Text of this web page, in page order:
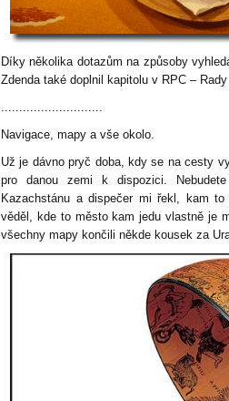
Díky několika dotazům na způsoby
Zdenda také doplnil kapitolu v RPC –
............................
Navigace, mapy a vše okolo.
Už je dávno pryč doba, kdy se na cesty
pro danou zemi k dispozici.
Kazachstánu a dispečer mi řekl, kam
věděl, kde to město kam jedu vlastně je
všechny mapy končili někde kousek za